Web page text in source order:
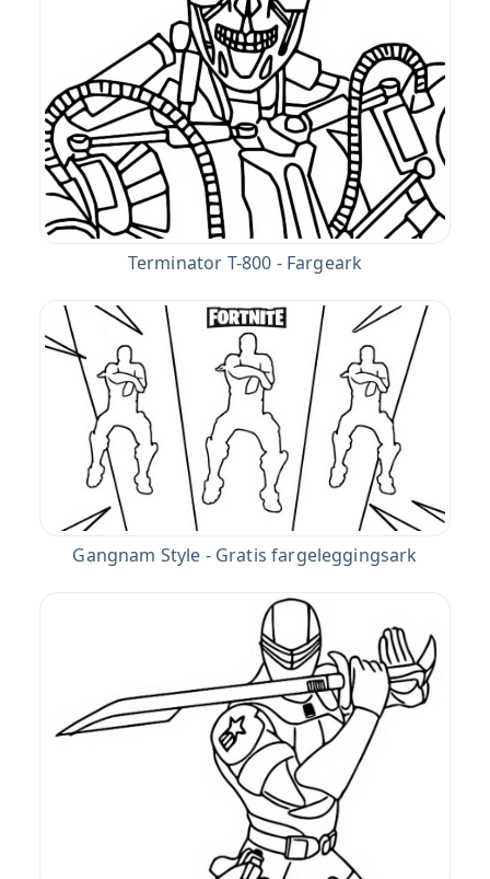
Terminator T-800 - Fargeark
Gangnam Style - Gratis fargeleggingsark